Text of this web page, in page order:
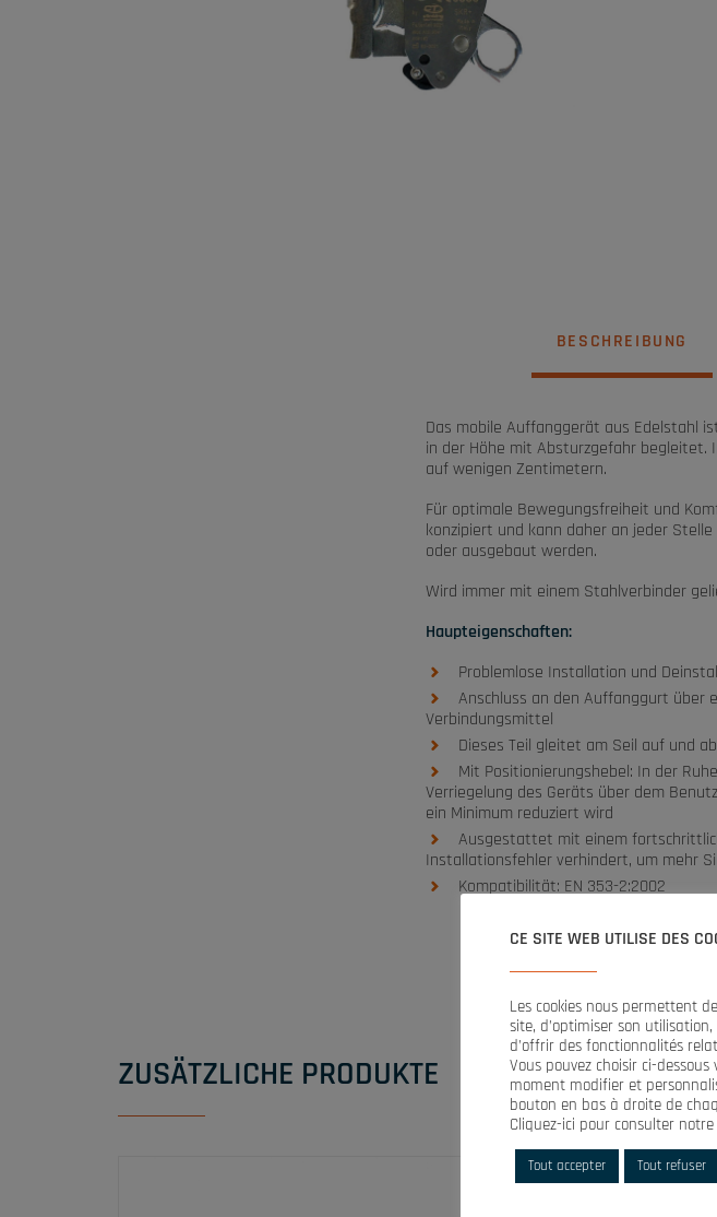
BESCHREIBUNG
Das mobile Auffanggerät aus Edelstahl
in der Höhe mit Absturzgefahr begleitet.
auf wenigen Zentimetern.
Für optimale Bewegungsfreiheit und
konzipiert und kann daher an jeder
oder ausgebaut werden.
Wird immer mit einem Stahlverbinder
Haupteigenschaften:
Problemlose Installation und
Anschluss an den Auffanggurt über
Verbindungsmittel
Dieses Teil gleitet am Seil auf und
Mit Positionierungshebel: In der
Verriegelung des Geräts über dem
ein Minimum reduziert wird
Ausgestattet mit einem
Installationsfehler verhindert, um mehr
Kompatibilität: EN 353-2:2002
ZUSÄTZLICHE PRODUKTE
CE SITE WEB UTILISE DES
Les cookies nous permettent
site, d’optimiser son
d’offrir des fonctionnalités
Vous pouvez choisir ci-
moment modifier et
bouton en bas à droite de
Cliquez-ici pour consulter notre
Tout accepter Tout refuser